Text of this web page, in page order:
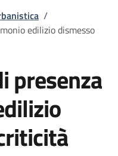
/
edilizio dismesso
presenza